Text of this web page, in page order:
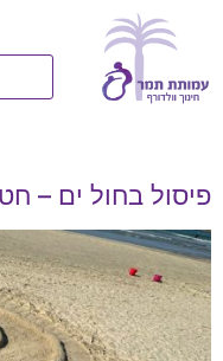
פיסול בחול ים –